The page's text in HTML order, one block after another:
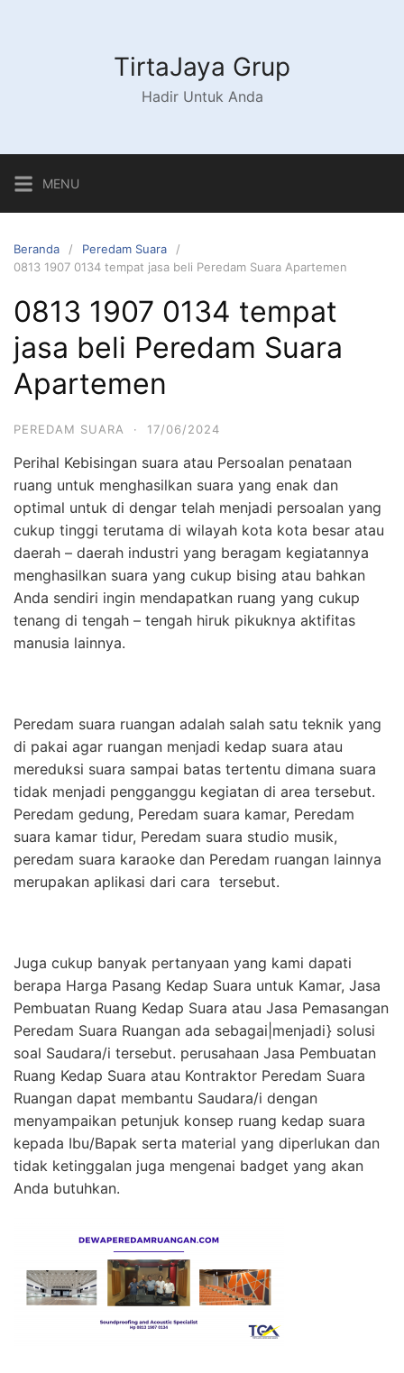
TirtaJaya Grup
Hadir Untuk Anda
MENU
Beranda
Peredam Suara
0813 1907 0134 tempat jasa beli Peredam Suara Apartemen
0813 1907 0134 tempat
jasa beli Peredam Suara
Apartemen
PEREDAM SUARA · 17/06/2024
Perihal Kebisingan suara atau Persoalan penataan
ruang untuk menghasilkan suara yang enak dan
optimal untuk di dengar telah menjadi persoalan yang
cukup tinggi terutama di wilayah kota kota besar atau
daerah – daerah industri yang beragam kegiatannya
menghasilkan suara yang cukup bising atau bahkan
Anda sendiri ingin mendapatkan ruang yang cukup
tenang di tengah – tengah hiruk pikuknya aktifitas
manusia lainnya.
Peredam suara ruangan adalah salah satu teknik yang
di pakai agar ruangan menjadi kedap suara atau
mereduksi suara sampai batas tertentu dimana suara
tidak menjadi pengganggu kegiatan di area tersebut.
Peredam gedung, Peredam suara kamar, Peredam
suara kamar tidur, Peredam suara studio musik,
peredam suara karaoke dan Peredam ruangan lainnya
merupakan aplikasi dari cara tersebut.
Juga cukup banyak pertanyaan yang kami dapati
berapa Harga Pasang Kedap Suara untuk Kamar, Jasa
Pembuatan Ruang Kedap Suara atau Jasa Pemasangan
Peredam Suara Ruangan ada sebagai|menjadi} solusi
soal Saudara/i tersebut. perusahaan Jasa Pembuatan
Ruang Kedap Suara atau Kontraktor Peredam Suara
Ruangan dapat membantu Saudara/i dengan
menyampaikan petunjuk konsep ruang kedap suara
kepada Ibu/Bapak serta material yang diperlukan dan
tidak ketinggalan juga mengenai badget yang akan
Anda butuhkan.